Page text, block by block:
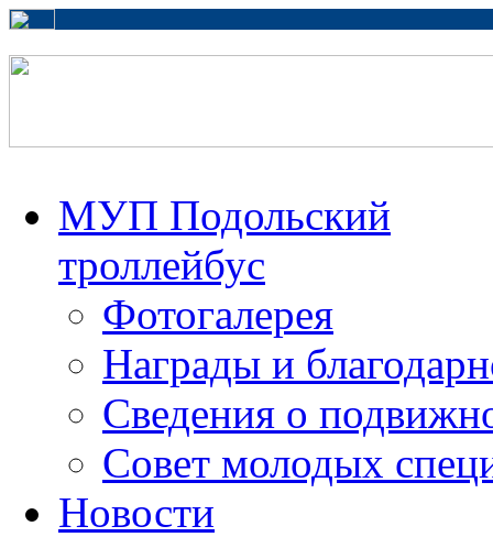
МУП Подольский
троллейбус
Фотогалерея
Награды и
Сведения о
Совет молодых
Новости